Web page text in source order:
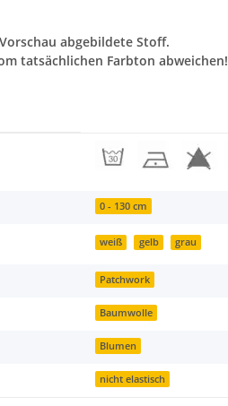
abgebildete Stoff.
tatsächlichen Farbton abweichen!
0 - 130 cm
weiß gelb grau
Patchwork
Baumwolle
Blumen
nicht elastisch